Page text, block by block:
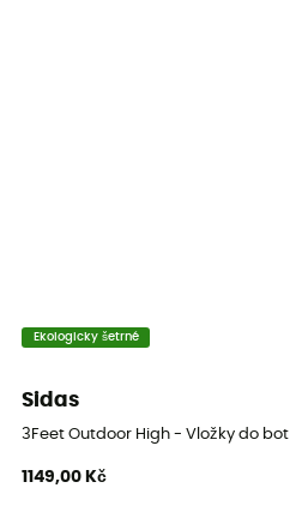
Ekologicky šetrné
Sidas
3Feet Outdoor High - Vložky do bot
1149,00 Kč